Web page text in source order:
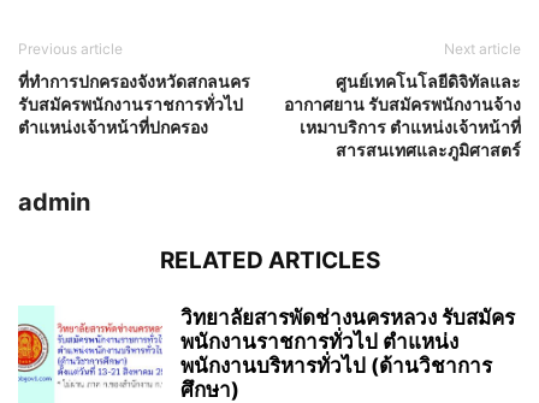
Previous article
ที่ทำการปกครองจังหวัดสกลนคร
รับสมัครพนักงานราชการทั่วไป
ตำแหน่งเจ้าหน้าที่ปกครอง
Next article
ศูนย์เทคโนโลยีดิจิทัลและ
อากาศยาน รับสมัครพนักงานจ้าง
เหมาบริการ ตำแหน่งเจ้าหน้าที่
สารสนเทศและภูมิศาสตร์
admin
RELATED ARTICLES
วิทยาลัยสารพัดช่างนครหลวง รับสมัคร
พนักงานราชการทั่วไป ตำแหน่ง
พนักงานบริหารทั่วไป (ด้านวิชาการ
ศึกษา)